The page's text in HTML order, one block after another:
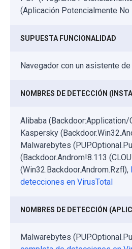
(Aplicación Potencialmente No
SUPUESTA FUNCIONALIDAD
Navegador con un asistente
NOMBRES DE DETECCIÓN
Alibaba
Kaspersky
Malwarebytes
(Backdoor.Androm!8.113
(Win32.Backdoor.Androm.Rzfl),
detecciones en VirusTotal
NOMBRES DE DETECCIÓN
Malwarebytes